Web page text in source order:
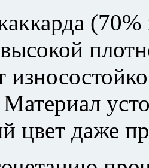
цвет даже